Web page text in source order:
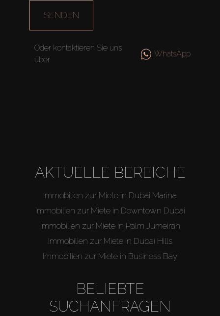
SENDEN
Oder kontaktieren Sie uns
über
WhatsApp
AKTUELLE BEREICHE
Immobilien zur Miete in Dubai Marina
Immobilien zur Miete in Downtown Dubai
Immobilien zur Miete in Palm Jumeirah
Immobilien zur Miete in Dubai Hills
Immobilien zur Miete in Business Bay
BELIEBTE
SUCHANFRAGEN